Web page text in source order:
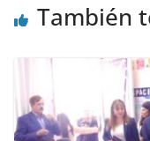
También